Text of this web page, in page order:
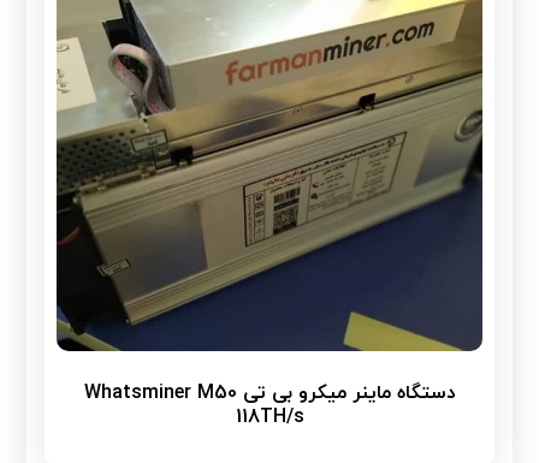
دستگاه ماینر میکرو بی تی Whatsminer M50
118TH/s